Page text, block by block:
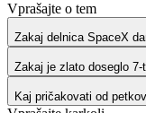
Vprašajte o tem
Zakaj delnica SpaceX
Zakaj je zlato doseglo
Kaj pričakovati od